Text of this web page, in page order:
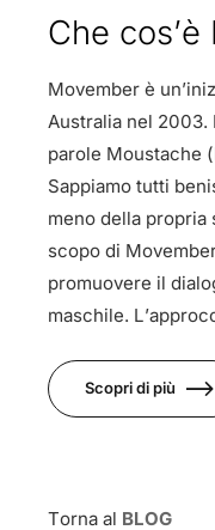
Che
Movember è
Australia nel 2003.
parole Moustache
Sappiamo tutti
meno della propria
scopo di
promuovere il
maschile.
Scopri di più
Torna al BLOG